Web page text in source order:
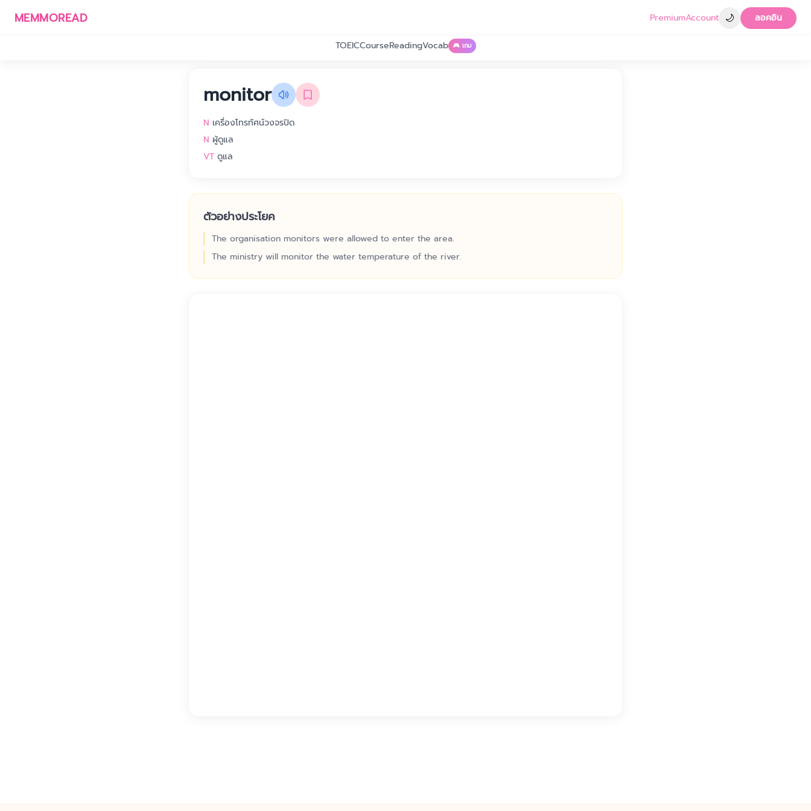
MEMMOREAD PremiumAccount 🌙 ลอคอิน
TOEICCourseReadingVocab 🎮 เกม
monitor
N เครื่องโทรทัศน์วงจรปิด
N ผู้ดูแล
VT ดูแล
ตัวอย่างประโยค
The organisation monitors were allowed to enter the area.
The ministry will monitor the water temperature of the river.